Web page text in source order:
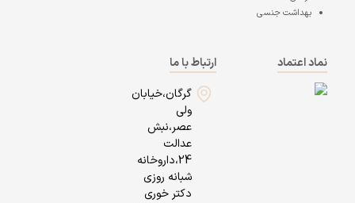
بهداشت جنسی
نماد اعتماد
ارتباط با ما
گرگان،خیابان
ولی
عصر،نبش
عدالت
24،داروخانه
شبانه روزی
دکتر خوری